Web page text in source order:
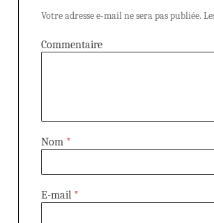
Votre adresse e-mail ne sera pas publiée.
Commentaire
Nom *
E-mail *